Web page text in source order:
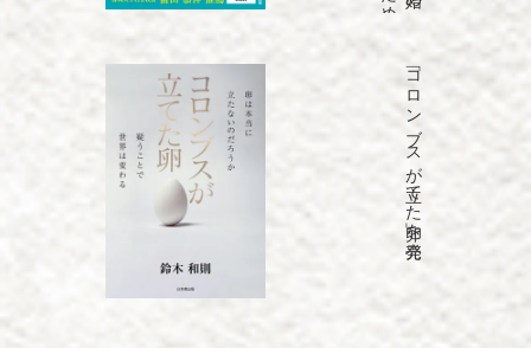
「コロンブスが立てた卵」を発売